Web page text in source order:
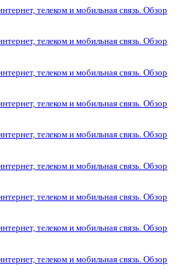
телеком и мобильная связь. Обзор
телеком и мобильная связь. Обзор
телеком и мобильная связь. Обзор
телеком и мобильная связь. Обзор
телеком и мобильная связь. Обзор
телеком и мобильная связь. Обзор
телеком и мобильная связь. Обзор
телеком и мобильная связь. Обзор
телеком и мобильная связь. Обзор